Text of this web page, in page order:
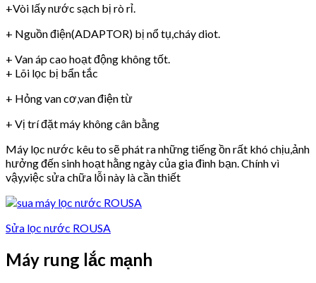
+Vòi lấy nước sạch bị rò rỉ.
+ Nguồn điện(ADAPTOR) bị nổ tụ,cháy diot.
+ Van áp cao hoạt động không tốt.
+ Lõi lọc bị bẩn tắc
+ Hỏng van cơ,van điện từ
+ Vị trí đặt máy không cân bằng
Máy lọc nước kêu to sẽ phát ra những tiếng ồn rất khó chịu,ảnh
hưởng đến sinh hoạt hằng ngày của gia đình bạn. Chính vì
vậy,việc sửa chữa lỗi này là cần thiết
Sửa lọc nước ROUSA
Máy rung lắc mạnh